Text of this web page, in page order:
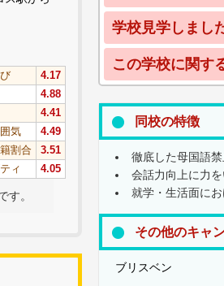
4.17
4.88
4.41
気
4.49
割合
3.51
ィ
4.05
す。
学校見学しまし
この学校に関す
同校の特徴
徹底した母国語
会話力向上に力
就学・生活面に
その他のキャ
ブリスベン